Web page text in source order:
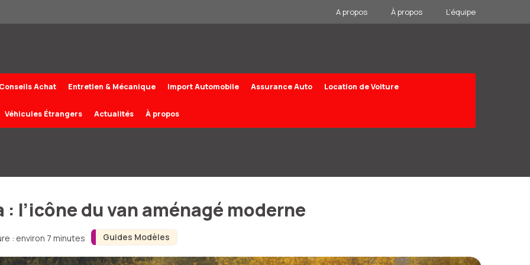
A propos À propos L’équipe
Conseils Achat Entretien & Mécanique Import Automobile Assurance Auto Location de Voiture
Véhicules Étrangers Actualités À propos
Guides Modèles
l’icône du van aménagé moderne
: environ 7 minutes